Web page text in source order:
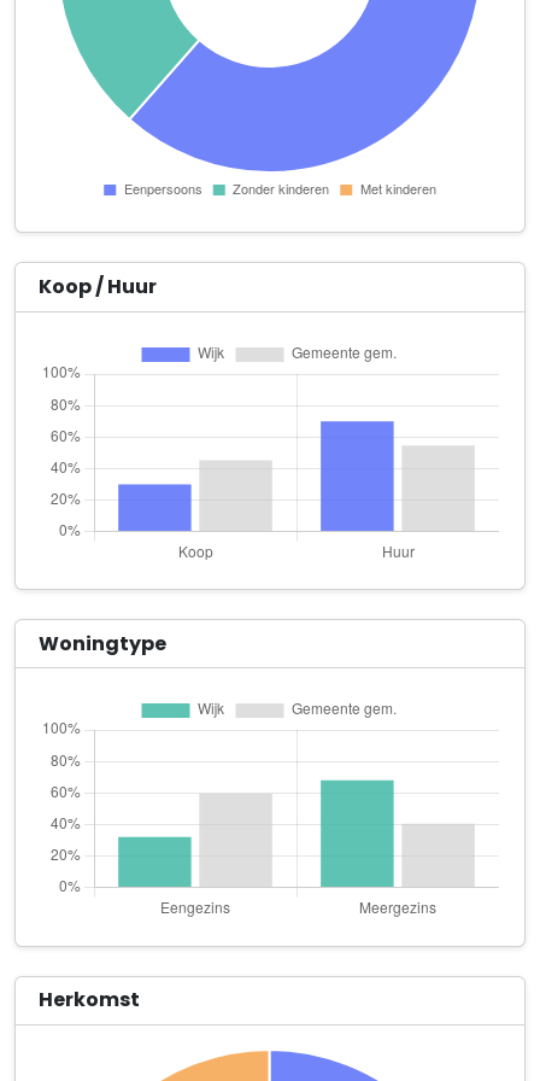
TENANTBASE
Torenallee 57
Trudo Holding B.V.
Philitelaan 308
Zó mooi ! hairstyling
Steijgerweg 1 A
1xINTERNET B.V
Torenallee 20
Appsemble
Klokgebouw 272
Arvera Support
Autogallery Eindhoven
Karolingersweg 3 H
Auto Service Sheik
aware4youth
Torenallee 20 Unit 3007
AXIS International B.V.
Torenallee 108 Unit 04
Black Oak fijn- en siersmederij
Hulstlaan 47
Bouwhulp Groep B.V.
Koop / Huur
Woningtype
Herkomst